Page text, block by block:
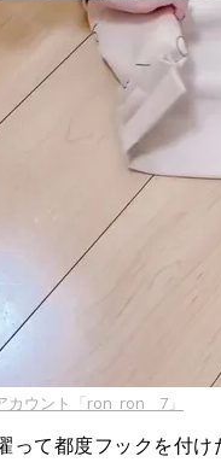
ウント「ron_ron__7」
って都度フックを付